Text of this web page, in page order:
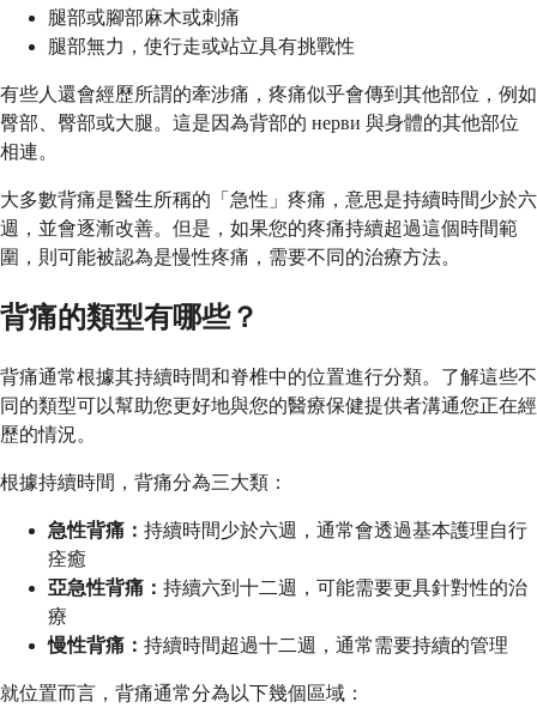
腿部或腳部麻木或刺痛
腿部無力，使行走或站立具有挑戰性
有些人還會經歷所謂的牽涉痛，疼痛似乎會傳到其他部位，例如
臀部、臀部或大腿。這是因為背部的 нерви 與身體的其他部位
相連。
大多數背痛是醫生所稱的「急性」疼痛，意思是持續時間少於六
週，並會逐漸改善。但是，如果您的疼痛持續超過這個時間範
圍，則可能被認為是慢性疼痛，需要不同的治療方法。
背痛的類型有哪些？
背痛通常根據其持續時間和脊椎中的位置進行分類。了解這些不
同的類型可以幫助您更好地與您的醫療保健提供者溝通您正在經
歷的情況。
根據持續時間，背痛分為三大類：
急性背痛： 持續時間少於六週，通常會透過基本護理自行
痊癒
亞急性背痛： 持續六到十二週，可能需要更具針對性的治
療
慢性背痛： 持續時間超過十二週，通常需要持續的管理
就位置而言，背痛通常分為以下幾個區域：